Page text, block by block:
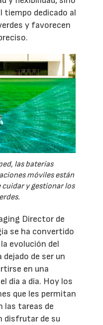
tiempo dedicado al
y favorecen
las baterías
móviles están
y gestionar los
Director de
se ha convertido
evolución del
de ser un
en una
día a día. Hoy los
que les permitan
las tareas de
disfrutar de su